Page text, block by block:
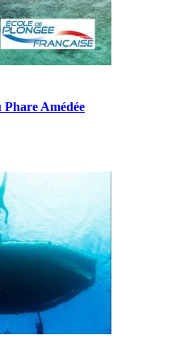
Phare Amédée